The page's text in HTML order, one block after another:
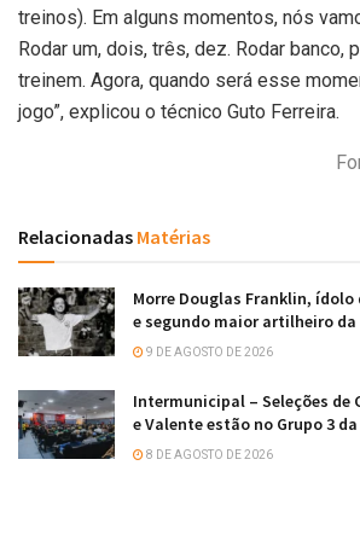
treinos). Em alguns momentos, nós
Rodar um, dois, três, dez. Rodar banco,
treinem. Agora, quando será esse
jogo”, explicou o técnico Guto Ferreira.
Relacionadas Matérias
Morre Douglas Franklin,
e segundo maior artilheiro
9 DE AGOSTO DE 2026
Intermunicipal – Seleções de
e Valente estão no Grupo 3
8 DE AGOSTO DE 2026